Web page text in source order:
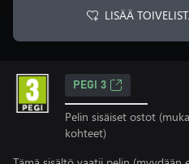
LISÄÄ
PEGI 3
Pelin sisäiset ostot
kohteet)